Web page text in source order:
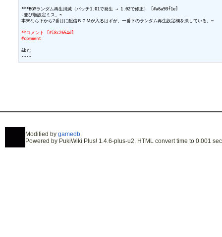
***BGMランダム再生消滅（パッチ1.01で発生 → 1.02で修正） [#a6a93f1e]
-並び順設定ミス。~
本来なら下から2番目に配信ＢＧＭが入るはずが、一番下のランダム再生設定欄を潰している。~
**コメント [#i8c2654d]
#comment
&br;
Modified by gamedb.
Powered by PukiWiki Plus! 1.4.6-plus-u2. HTML convert time to 0.001